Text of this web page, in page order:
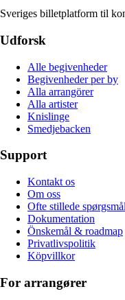
Sveriges billetplatform til
Udforsk
Alle begivenheder
Begivenheder per by
Alla arrangörer
Alla artister
Knislinge
Smedjebacken
Support
Kontakt os
Om oss
Ofte stillede spørgsmål
Dokumentation
Önskemål & roadmap
Privatlivspolitik
Köpvillkor
For arrangører